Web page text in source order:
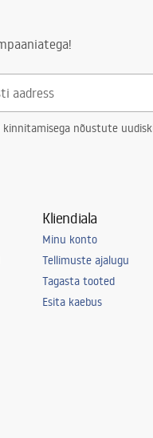
kinnitamisega nõustute
Kliendiala
Minu konto
Tellimuste ajalugu
Tagasta tooted
Esita kaebus